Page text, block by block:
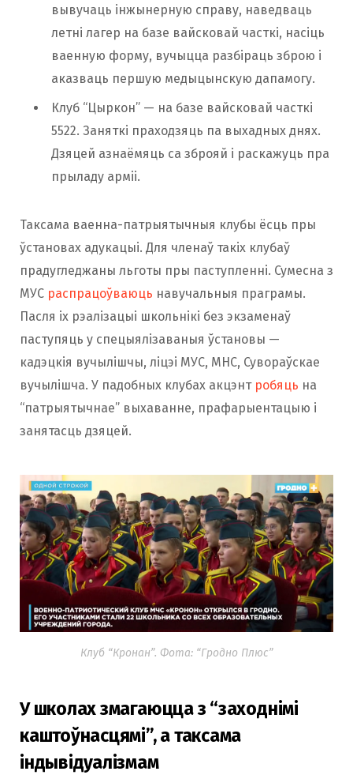
вывучаць інжынерную справу, наведваць
летні лагер на базе вайсковай часткі, насіць
ваенную форму, вучыцца разбіраць зброю і
аказваць першую медыцынскую дапамогу.
Клуб “Цыркон” — на базе вайсковай часткі
5522. Заняткі праходзяць па выхадных днях.
Дзяцей азнаёмяць са зброяй і раскажуць пра
прыладу арміі.
Таксама ваенна-патрыятычныя клубы ёсць пры
ўстановах адукацыі. Для членаў такіх клубаў
прадугледжаны льготы пры паступленні. Сумесна з
МУС распрацоўваюць навучальныя праграмы.
Пасля іх рэалізацыі школьнікі без экзаменаў
паступяць у спецыялізаваныя ўстановы —
кадэцкія вучылішчы, ліцэі МУС, МНС, Сувораўскае
вучылішча. У падобных клубах акцэнт робяць на
“патрыятычнае” выхаванне, прафарыентацыю і
занятасць дзяцей.
Клуб “Кронан”. Фота: “Гродно Плюс”
У школах змагаюцца з “заходнімі
каштоўнасцямі”, а таксама
індывідуалізмам